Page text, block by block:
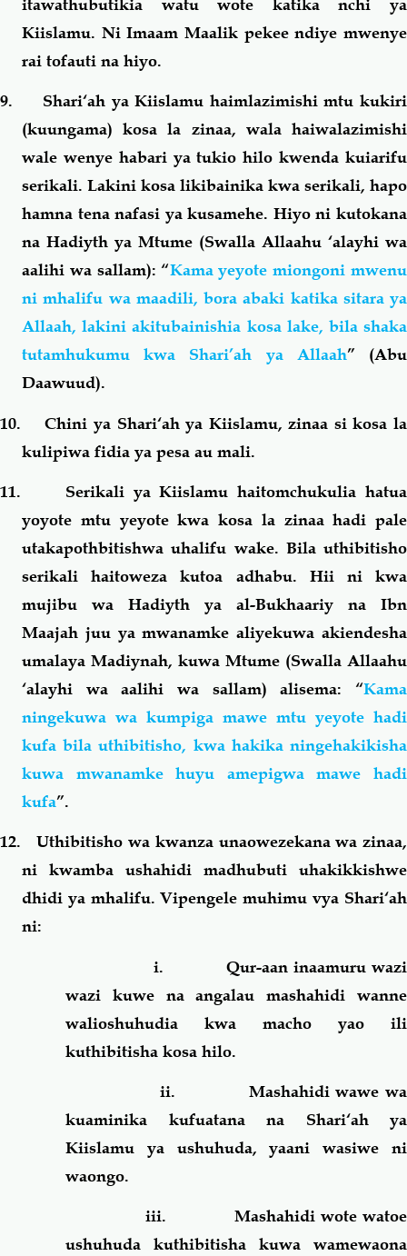
itawathubutikia watu wote katika nchi ya
Kiislamu. Ni Imaam Maalik pekee ndiye mwenye
rai tofauti na hiyo.
9. Shari‘ah ya Kiislamu haimlazimishi mtu kukiri
(kuungama) kosa la zinaa, wala haiwalazimishi
wale wenye habari ya tukio hilo kwenda kuiarifu
serikali. Lakini kosa likibainika kwa serikali, hapo
hamna tena nafasi ya kusamehe. Hiyo ni kutokana
na Hadiyth ya Mtume (Swalla Allaahu ‘alayhi wa
aalihi wa sallam): “Kama yeyote miongoni mwenu
ni mhalifu wa maadili, bora abaki katika sitara ya
Allaah, lakini akitubainishia kosa lake, bila shaka
tutamhukumu kwa Shari’ah ya Allaah” (Abu
Daawuud).
10. Chini ya Shari‘ah ya Kiislamu, zinaa si kosa la
kulipiwa fidia ya pesa au mali.
11. Serikali ya Kiislamu haitomchukulia hatua
yoyote mtu yeyote kwa kosa la zinaa hadi pale
utakapothbitishwa uhalifu wake. Bila uthibitisho
serikali haitoweza kutoa adhabu. Hii ni kwa
mujibu wa Hadiyth ya al-Bukhaariy na Ibn
Maajah juu ya mwanamke aliyekuwa akiendesha
umalaya Madiynah, kuwa Mtume (Swalla Allaahu
‘alayhi wa aalihi wa sallam) alisema: “Kama
ningekuwa wa kumpiga mawe mtu yeyote hadi
kufa bila uthibitisho, kwa hakika ningehakikisha
kuwa mwanamke huyu amepigwa mawe hadi
kufa”.
12. Uthibitisho wa kwanza unaowezekana wa zinaa,
ni kwamba ushahidi madhubuti uhakikkishwe
dhidi ya mhalifu. Vipengele muhimu vya Shari‘ah
ni:
i.
Qur-aan inaamuru wazi
wazi kuwe na angalau mashahidi wanne
walioshuhudia kwa macho yao ili
kuthibitisha kosa hilo.
ii.
Mashahidi wawe wa
kuaminika kufuatana na Shari‘ah ya
Kiislamu ya ushuhuda, yaani wasiwe ni
waongo.
iii.
Mashahidi wote watoe
ushuhuda kuthibitisha kuwa wamewaona